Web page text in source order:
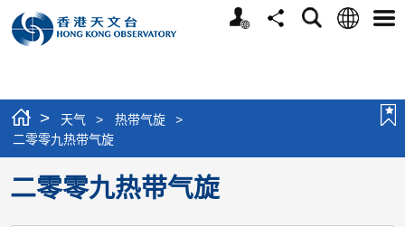
个
分
搜
语
选
> 天气 > 热带气旋
>
二零零九热带气旋
二零零九热带气旋